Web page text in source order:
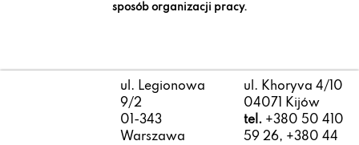
sposób organizacji pracy.
ul. Legionowa
9/2
01-343
Warszawa
ul. Khoryva 4/10
04071 Kijów
tel. +380 50 410
59 26, +380 44